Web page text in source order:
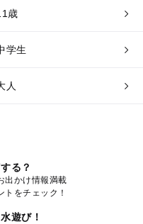
歳
学生
人
る？
出かけ情報満載
トをチェック！
遊び！